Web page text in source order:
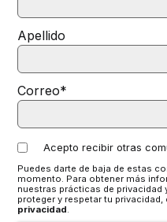
Apellido
Correo*
Acepto recibir otras
Puedes darte de baja de estas
momento. Para obtener más
nuestras prácticas de
proteger y respetar tu
privacidad